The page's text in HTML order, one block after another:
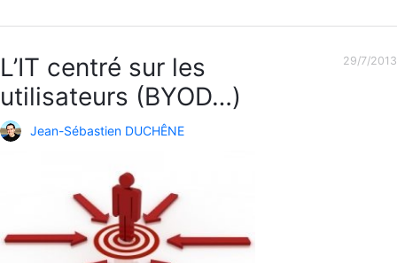
L’IT centré sur les
utilisateurs (BYOD…)
Jean-Sébastien DUCHÊNE
29/7/2013